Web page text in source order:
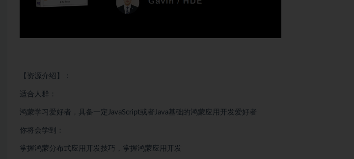
【资源介绍】：
适合人群：
鸿蒙学习爱好者，具备一定JavaScript或者Java基础的鸿蒙应用开发爱好者
你将会学到：
掌握鸿蒙分布式应用开发技巧，掌握鸿蒙应用开发